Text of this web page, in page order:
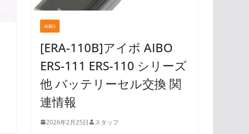
AIBO
[ERA-110B]アイボ AIBO
ERS-111 ERS-110 シリーズ
他 バッテリーセル交換 関
連情報
2026年2月25日 スタッフ